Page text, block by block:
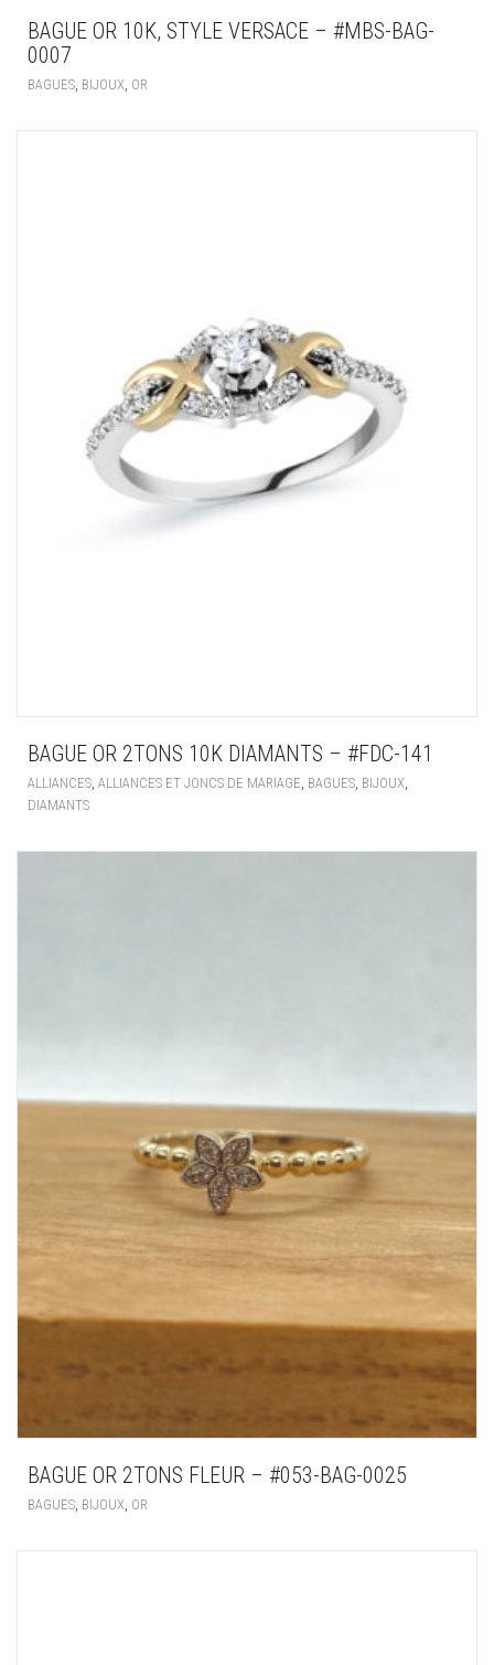
BAGUE OR 10K, STYLE VERSACE – #MBS-BAG-
0007
BAGUES BIJOUX OR
BAGUE OR 2TONS 10K DIAMANTS – #FDC-141
ALLIANCES, ALLIANCES ET JONCS DE MARIAGE, BAGUES, BIJOUX,
DIAMANTS
BAGUE OR 2TONS FLEUR – #053-BAG-0025
BAGUES BIJOUX OR